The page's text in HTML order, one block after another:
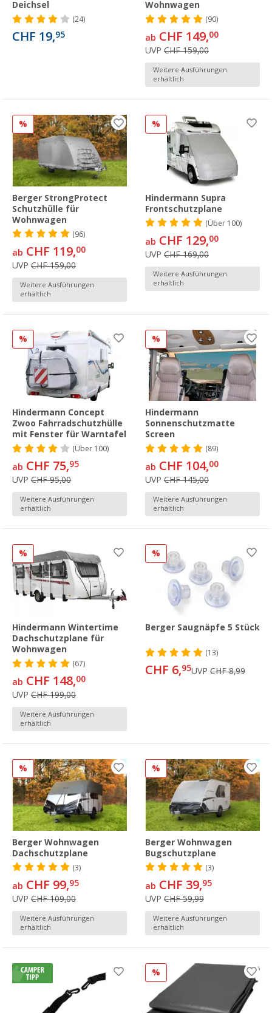
Deichsel
(24)
CHF 19,95
Wohnwagen
(90)
ab CHF 149,00
UVP CHF 159,00
Weitere Ausführungen
erhältlich
%
Berger StrongProtect
Schutzhülle für
Wohnwagen
(96)
ab CHF 119,00
UVP CHF 159,00
Weitere Ausführungen
erhältlich
%
Hindermann Supra
Frontschutzplane
(Über100)
ab CHF 129,00
UVP CHF 169,00
Weitere Ausführungen
erhältlich
%
Hindermann Concept
Zwoo Fahrradschutzhülle
mit Fenster für Warntafel
(Über100)
ab CHF 75,95
UVP CHF 95,00
Weitere Ausführungen
erhältlich
%
Hindermann
Sonnenschutzmatte
Screen
(89)
ab CHF 104,00
UVP CHF 145,00
Weitere Ausführungen
erhältlich
%
Hindermann Wintertime
Dachschutzplane für
Wohnwagen
(67)
ab CHF 148,00
UVP CHF 199,00
Weitere Ausführungen
erhältlich
%
Berger Saugnäpfe 5 Stück
(13)
CHF 6,95UVP CHF 8,99
%
Berger Wohnwagen
Dachschutzplane
(3)
ab CHF 99,95
UVP CHF 109,00
Weitere Ausführungen
erhältlich
%
Berger Wohnwagen
Bugschutzplane
(3)
ab CHF 39,95
UVP CHF 59,99
Weitere Ausführungen
erhältlich
%